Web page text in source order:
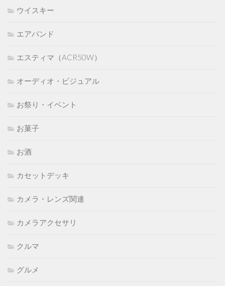
ウイスキー
エアバンド
エスティマ（ACR50W）
オーディオ・ビジュアル
お祭り・イベント
お菓子
お酒
カセットデッキ
カメラ・レンズ関連
カメラアクセサリ
クルマ
グルメ